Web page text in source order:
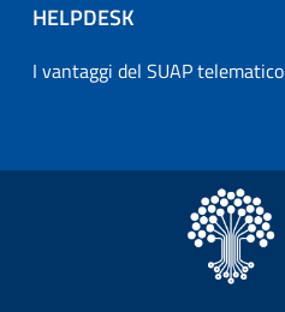
HELPDESK
I vantaggi del SUAP telematico